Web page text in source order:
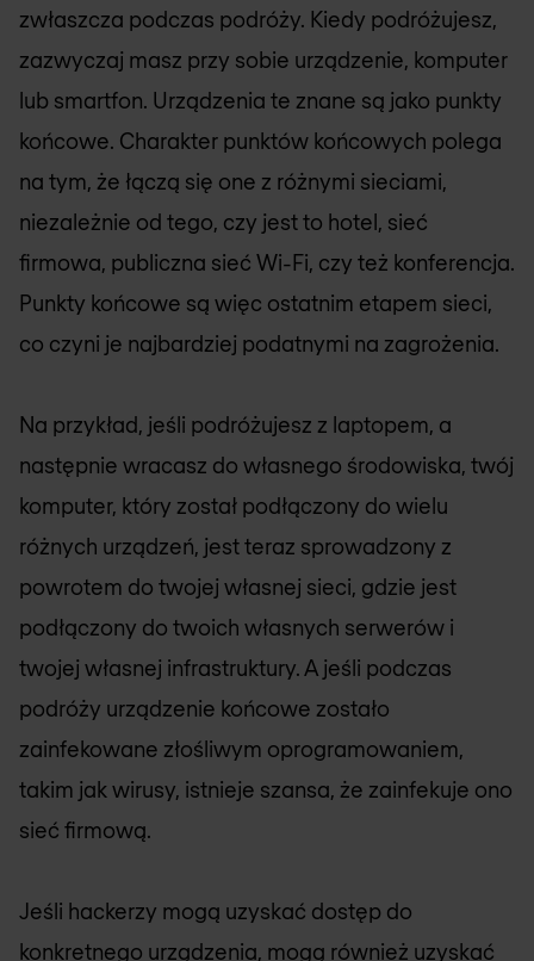
zwłaszcza podczas podróży. Kiedy podróżujesz,
zazwyczaj masz przy sobie urządzenie, komputer
lub smartfon. Urządzenia te znane są jako punkty
końcowe. Charakter punktów końcowych polega
na tym, że łączą się one z różnymi sieciami,
niezależnie od tego, czy jest to hotel, sieć
firmowa, publiczna sieć Wi-Fi, czy też konferencja.
Punkty końcowe są więc ostatnim etapem sieci,
co czyni je najbardziej podatnymi na zagrożenia.
Na przykład, jeśli podróżujesz z laptopem, a
następnie wracasz do własnego środowiska, twój
komputer, który został podłączony do wielu
różnych urządzeń, jest teraz sprowadzony z
powrotem do twojej własnej sieci, gdzie jest
podłączony do twoich własnych serwerów i
twojej własnej infrastruktury. A jeśli podczas
podróży urządzenie końcowe zostało
zainfekowane złośliwym oprogramowaniem,
takim jak wirusy, istnieje szansa, że zainfekuje ono
sieć firmową.
Jeśli hackerzy mogą uzyskać dostęp do
konkretnego urządzenia, mogą również uzyskać